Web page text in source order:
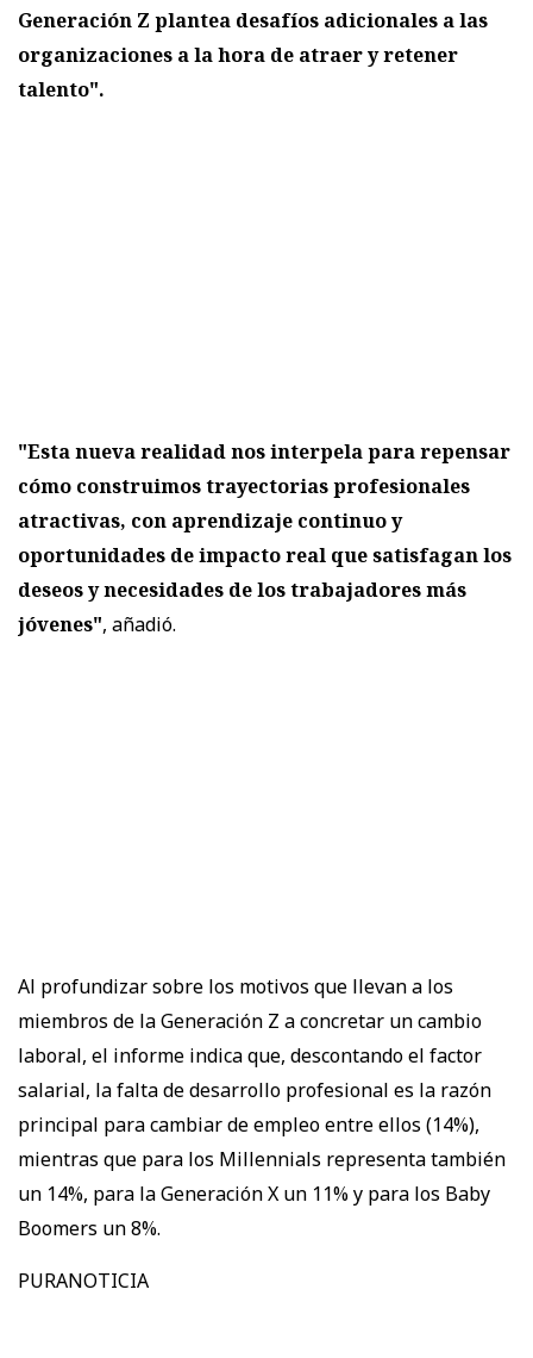
Generación Z plantea desafíos adicionales a las
organizaciones a la hora de atraer y retener
talento".
"Esta nueva realidad nos interpela para repensar
cómo construimos trayectorias profesionales
atractivas, con aprendizaje continuo y
oportunidades de impacto real que satisfagan los
deseos y necesidades de los trabajadores más
jóvenes", añadió.
Al profundizar sobre los motivos que llevan a los
miembros de la Generación Z a concretar un cambio
laboral, el informe indica que, descontando el factor
salarial, la falta de desarrollo profesional es la razón
principal para cambiar de empleo entre ellos (14%),
mientras que para los Millennials representa también
un 14%, para la Generación X un 11% y para los Baby
Boomers un 8%.
PURANOTICIA